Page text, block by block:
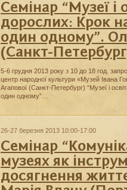
Семінар “Музеї і
дорослих: Крок
один одному”.
(Санкт-
5-6 грудня 2013 року з 10 до 18 год.
центр народної культури «Музей Івана
Агапової (Санкт-Петербург) “Музеї і
один одному”…
26-27 березня 2013 10:00-17:00
Семінар
музеях як
досягнення